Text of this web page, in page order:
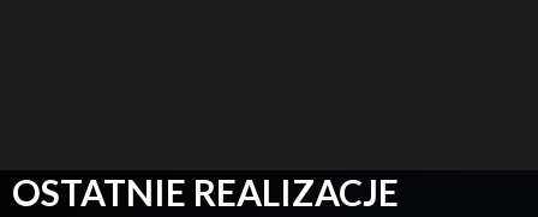
OSTATNIE REALIZACJE